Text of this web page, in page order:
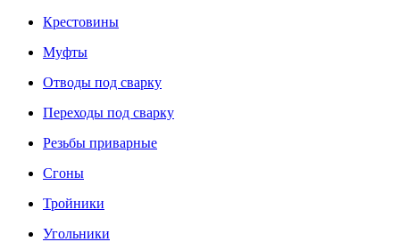
Крестовины
Муфты
Отводы под сварку
Переходы под сварку
Резьбы приварные
Сгоны
Тройники
Угольники